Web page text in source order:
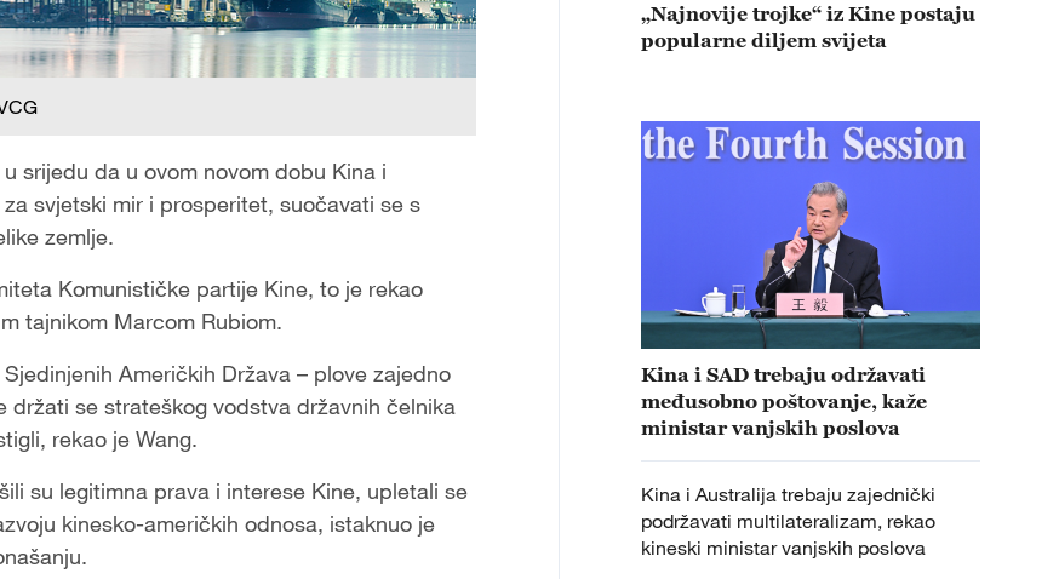
srijedu da u ovom novom dobu Kina i
svjetski mir i prosperitet, suočavati se s
zemlje.
Komunističke partije Kine, to je rekao
tajnikom Marcom Rubiom.
Američkih Država – plove zajedno
se strateškog vodstva državnih čelnika
rekao je Wang.
su legitimna prava i interese Kine, upletali se
kinesko-američkih odnosa, istaknuo je
„Najnovije trojke“ iz Kine postaju
popularne diljem svijeta
Kina i SAD trebaju održavati
međusobno poštovanje, kaže
ministar vanjskih poslova
Kina i Australija trebaju zajednički
podržavati multilateralizam, rekao
kineski ministar vanjskih poslova